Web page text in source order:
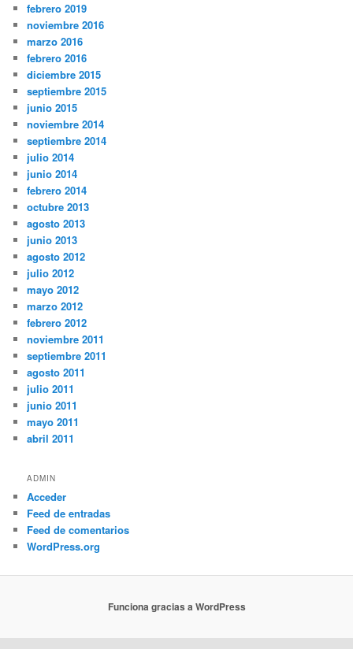
febrero 2019
noviembre 2016
marzo 2016
febrero 2016
diciembre 2015
septiembre 2015
junio 2015
noviembre 2014
septiembre 2014
julio 2014
junio 2014
febrero 2014
octubre 2013
agosto 2013
junio 2013
agosto 2012
julio 2012
mayo 2012
marzo 2012
febrero 2012
noviembre 2011
septiembre 2011
agosto 2011
julio 2011
junio 2011
mayo 2011
abril 2011
ADMIN
Acceder
Feed de entradas
Feed de comentarios
WordPress.org
Funciona gracias a WordPress